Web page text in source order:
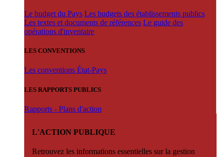
Le budget du Pays Les budgets des établissements publics
Les textes et documents de références Le guide des
opérations d'inventaire
LES CONVENTIONS
Les conventions État-Pays
LES RAPPORTS PUBLICS
Rapports - Plans d'action
L'ACTION PUBLIQUE
Retrouvez les informations essentielles sur la gestion